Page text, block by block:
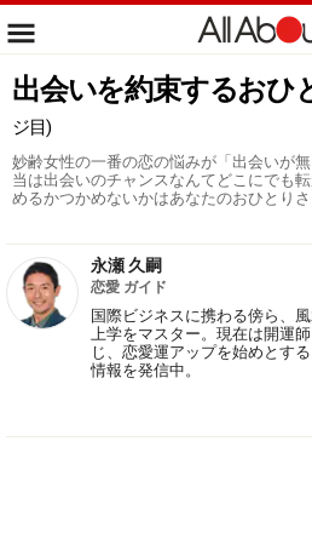
出会いを約束するおひ
ジ目)
妙齢女性の一番の恋の悩みが「出会いが
当は出会いのチャンスなんてどこにでも
めるかつかめないかはあなたのおひとりさ
永瀬 久嗣
恋愛 ガイド
国際ビジネスに携わる傍ら、
上学をマスター。現在は開運
じ、恋愛運アップを始めとす
情報を発信中。